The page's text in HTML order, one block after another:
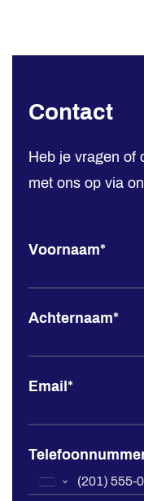
C
n
t
H
e
i
n
k
Contact
Heb je vragen of
met ons op via
Voornaam*
Achternaam*
Email *
U